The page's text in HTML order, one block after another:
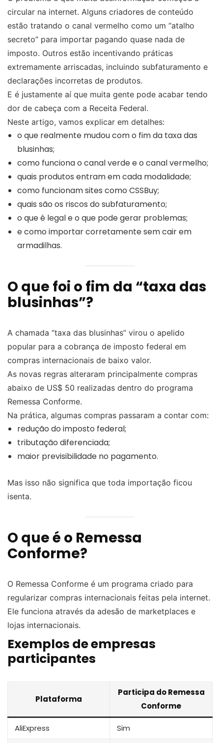
circular na internet. Alguns criadores de conteúdo
estão tratando o canal vermelho como um “atalho
secreto” para importar pagando quase nada de
imposto. Outros estão incentivando práticas
extremamente arriscadas, incluindo subfaturamento e
declarações incorretas de produtos.
E é justamente aí que muita gente pode acabar tendo
dor de cabeça com a Receita Federal.
Neste artigo, vamos explicar em detalhes:
o que realmente mudou com o fim da taxa das
blusinhas;
como funciona o canal verde e o canal vermelho;
quais produtos entram em cada modalidade;
como funcionam sites como CSSBuy;
quais são os riscos do subfaturamento;
o que é legal e o que pode gerar problemas;
e como importar corretamente sem cair em
armadilhas.
O que foi o fim da “taxa das
blusinhas”?
A chamada “taxa das blusinhas” virou o apelido
popular para a cobrança de imposto federal em
compras internacionais de baixo valor.
As novas regras alteraram principalmente compras
abaixo de US$ 50 realizadas dentro do programa
Remessa Conforme.
Na prática, algumas compras passaram a contar com:
redução do imposto federal;
tributação diferenciada;
maior previsibilidade no pagamento.
Mas isso não significa que toda importação ficou
isenta.
O que é o Remessa
Conforme?
O Remessa Conforme é um programa criado para
regularizar compras internacionais feitas pela internet.
Ele funciona através da adesão de marketplaces e
lojas internacionais.
Exemplos de empresas
participantes
Plataforma
Participa do Remessa
Conforme
AliExpress Sim